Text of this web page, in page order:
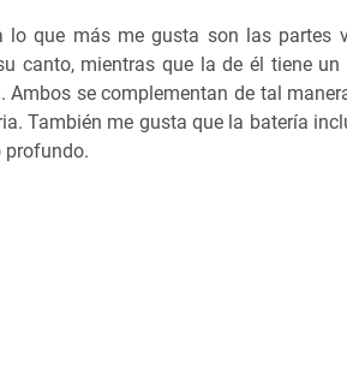
lo que más me gusta son las partes
canto, mientras que la de él tiene
Ambos se complementan de tal
También me gusta que la batería
profundo.